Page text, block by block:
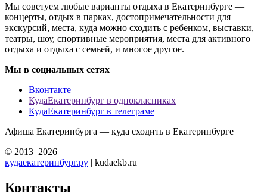
Мы советуем любые варианты отдыха в Екатеринбурге —
концерты, отдых в парках, достопримечательности для
экскурсий, места, куда можно сходить с ребенком, выставки,
театры, шоу, спортивные мероприятия, места для активного
отдыха и отдыха с семьей, и многое другое.
Мы в социальных сетях
Вконтакте
КудаЕкатеринбург в однокласниках
КудаЕкатеринбург в телеграме
Афиша Екатеринбурга — куда сходить в Екатеринбурге
© 2013–2026
кудаекатеринбург.ру | kudaekb.ru
Контакты